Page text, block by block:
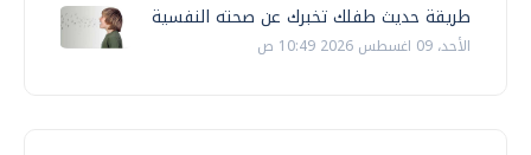
طريقة حديث طفلك تخبرك عن صحته النفسية
الأحد، 09 اغسطس 2026 10:49 ص